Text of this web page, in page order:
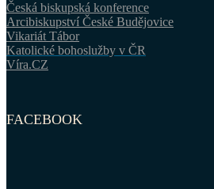
Česká biskupská konference
Arcibiskupství České Budějovice
Vikariát Tábor
Katolické bohoslužby v ČR
Víra.CZ
FACEBOOK